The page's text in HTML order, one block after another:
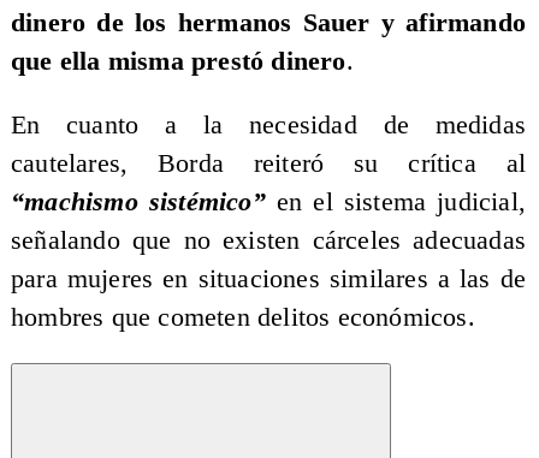
dinero de los hermanos Sauer y afirmando
que ella misma prestó dinero.
En cuanto a la necesidad de medidas
cautelares, Borda reiteró su crítica al
“machismo sistémico”en el sistema judicial,
señalando que no existen cárceles adecuadas
para mujeres en situaciones similares a las de
hombres que cometen delitos económicos.